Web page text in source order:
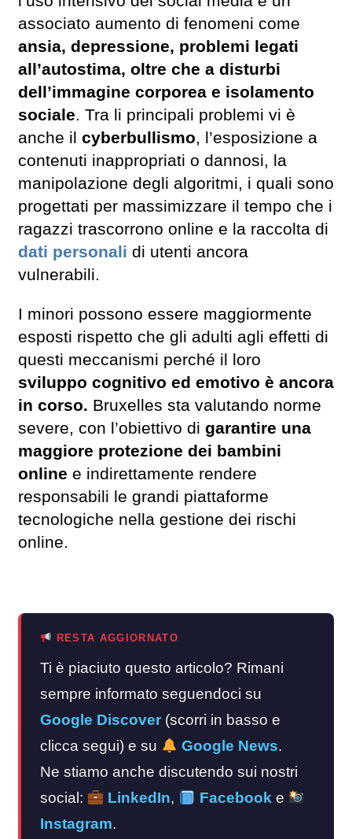
associato aumento di fenomeni come
ansia, depressione, problemi legati
all’autostima, oltre che a disturbi
dell’immagine corporea e isolamento
sociale. Tra li principali problemi vi è
anche il cyberbullismo, l’esposizione a
contenuti inappropriati o dannosi, la
manipolazione degli algoritmi, i quali sono
progettati per massimizzare il tempo che i
ragazzi trascorrono online e la raccolta di
dati personali di utenti ancora
vulnerabili.
I minori possono essere maggiormente
esposti rispetto che gli adulti agli effetti di
questi meccanismi perché il loro
sviluppo cognitivo ed emotivo è ancora
in corso. Bruxelles sta valutando norme
severe, con l’obiettivo di garantire una
maggiore protezione dei bambini
online e indirettamente rendere
responsabili le grandi piattaforme
tecnologiche nella gestione dei rischi
online.
RESTA AGGIORNATO
Ti è piaciuto questo articolo? Rimani
sempre informato seguendoci su
Google Discover (scorri in basso e
clicca segui) e su
Google News.
Ne stiamo anche discutendo sui nostri
social:
LinkedIn, Facebooke
Instagram.